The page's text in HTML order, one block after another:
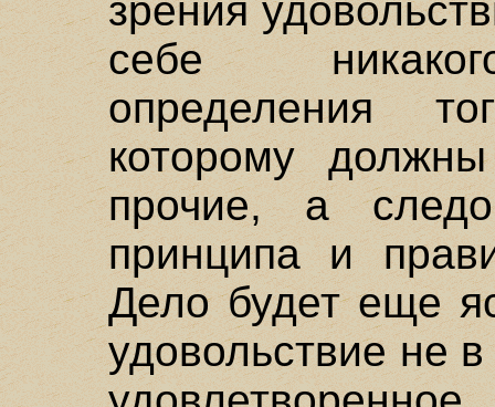
зрения
себе
определения
которому
прочие, а
принципа и
Дело будет еще
удовольствие не